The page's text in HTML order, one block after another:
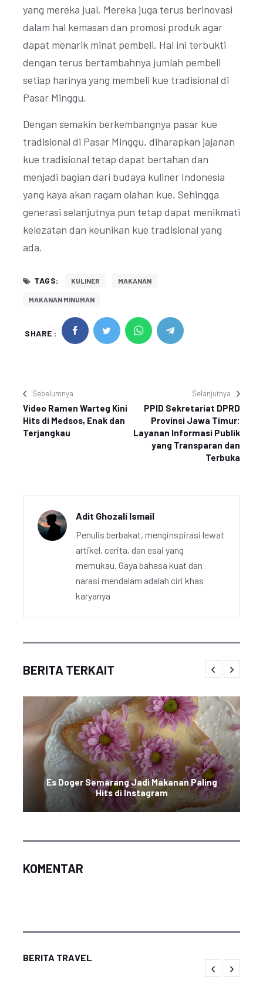
yang mereka jual. Mereka juga terus berinovasi
dalam hal kemasan dan promosi produk agar
dapat menarik minat pembeli. Hal ini terbukti
dengan terus bertambahnya jumlah pembeli
setiap harinya yang membeli kue tradisional di
Pasar Minggu.
Dengan semakin berkembangnya pasar kue
tradisional di Pasar Minggu, diharapkan jajanan
kue tradisional tetap dapat bertahan dan
menjadi bagian dari budaya kuliner Indonesia
yang kaya akan ragam olahan kue. Sehingga
generasi selanjutnya pun tetap dapat menikmati
kelezatan dan keunikan kue tradisional yang
ada.
TAGS: KULINER MAKANAN
MAKANAN MINUMAN
SHARE :
Sebelumnya
Video Ramen Warteg Kini
Hits di Medsos, Enak dan
Terjangkau
Selanjutnya
PPID Sekretariat DPRD
Provinsi Jawa Timur:
Layanan Informasi Publik
yang Transparan dan
Terbuka
Adit Ghozali Ismail
Penulis berbakat, menginspirasi lewat
artikel, cerita, dan esai yang
memukau. Gaya bahasa kuat dan
narasi mendalam adalah ciri khas
karyanya
BERITA TERKAIT
Es Doger Semarang Jadi Makanan Paling
Hits di Instagram
KOMENTAR
BERITA TRAVEL